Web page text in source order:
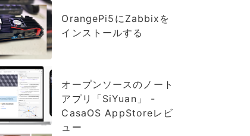
OrangePi5にZabbixを
インストールする
オープンソースのノート
アプリ「SiYuan」 -
CasaOS AppStoreレビ
ュー